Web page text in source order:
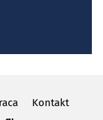
Kontakt